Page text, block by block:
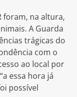
foram, na altura,
A Guarda
trágicas do
com o
ao local por
essa hora já
possível